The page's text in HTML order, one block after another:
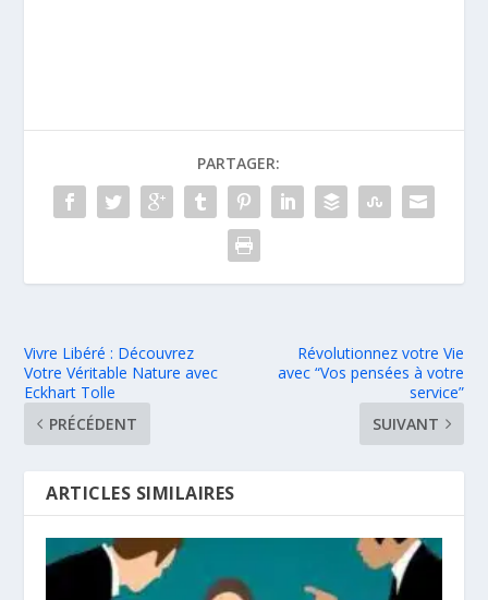
PARTAGER:
Vivre Libéré : Découvrez
Votre Véritable Nature avec
Eckhart Tolle
PRÉCÉDENT
Révolutionnez votre Vie
avec “Vos pensées à votre
service”
SUIVANT
ARTICLES SIMILAIRES